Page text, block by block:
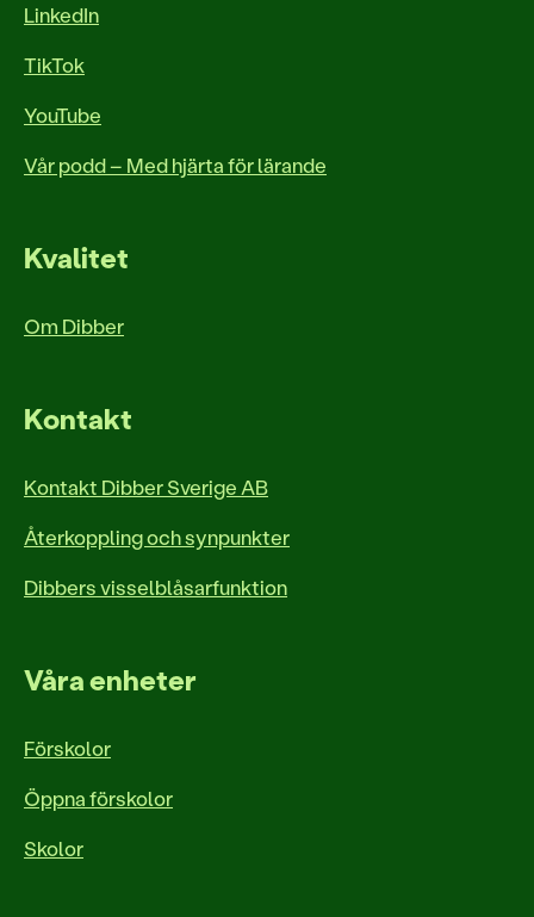
LinkedIn
TikTok
YouTube
Vår podd – Med hjärta för lärande
Kvalitet
Om Dibber
Kontakt
Kontakt Dibber Sverige AB
Återkoppling och synpunkter
Dibbers visselblåsarfunktion
Våra enheter
Förskolor
Öppna förskolor
Skolor